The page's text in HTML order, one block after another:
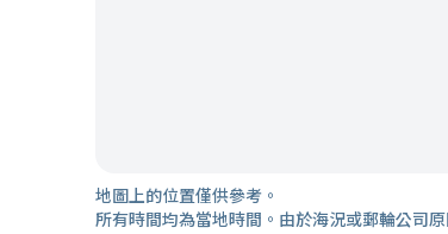
地圖上的位置僅供參考。
所有時間均為當地時間。由於海況或郵輪公司